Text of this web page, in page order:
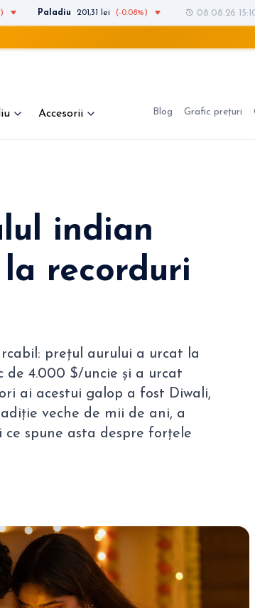
Paladiu 201,31 lei (-0.08%) 08.08.26
Accesorii Blog Grafic prețuri
indian
recorduri
prețul aurului a urcat la
de 4.000 $/uncie și a urcat
ai acestui galop a fost Diwali,
veche de mii de ani, a
spune asta despre forțele